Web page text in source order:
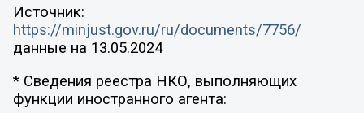
Источник:
https://minjust.gov.ru/ru/documents/7756/
данные на 13.05.2024
* Сведения реестра НКО, выполняющих
функции иностранного агента: